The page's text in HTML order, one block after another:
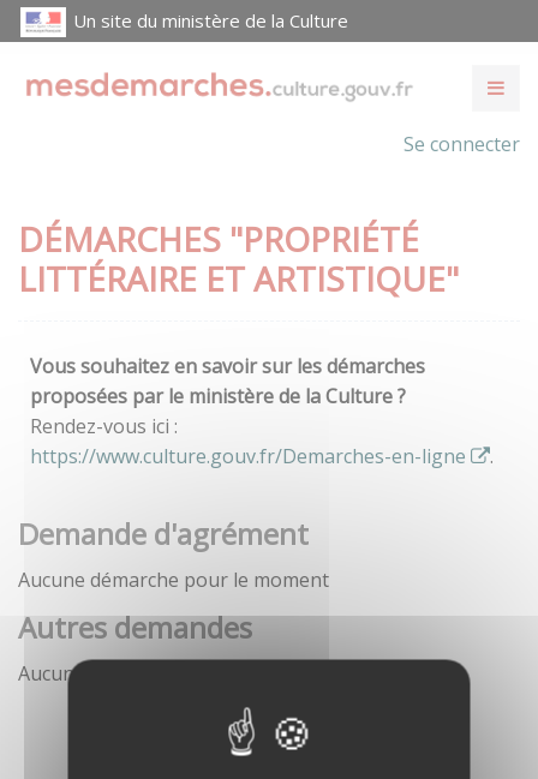
Un site du ministère de la Culture
Se connecter
DÉMARCHES "PROPRIÉTÉ
LITTÉRAIRE ET ARTISTIQUE"
Vous souhaitez en savoir sur les démarches
proposées par le ministère de la Culture ?
Rendez-vous ici :
https://www.culture.gouv.fr/Demarches-en-ligne
.
Demande d'agrément
Aucune démarche pour le moment
Autres demandes
Aucune démarche pour le moment